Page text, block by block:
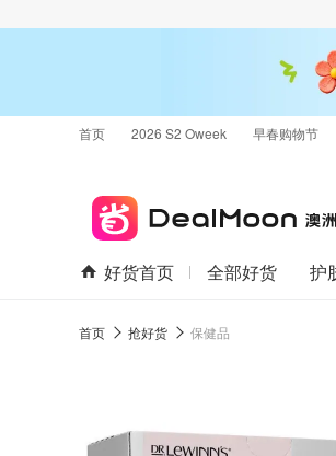
首页 2026 S2 Oweek 早春购物节
好货首页 全部好货 护
首页 抢好货 保健品